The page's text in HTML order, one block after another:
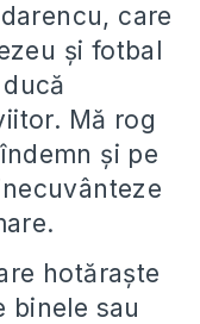
care
și fotbal
Mă rog
și pe
hotăraște
binele sau